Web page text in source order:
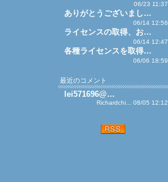
06/23 11:37
ありがとうございまし…
06/14 12:56
ライセンスの取得、お…
06/14 12:47
各種ライセンスを取得…
06/06 18:59
最近のコメント
lei571696@…
Richardchi... 08/05 12:12